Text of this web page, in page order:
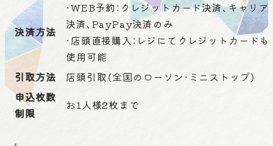
決済方法
・WEB予約：クレジットカード決済、キャリア
決済、PayPay決済のみ
・店頭直接購入：レジにてクレジットカードも
使用可能
引取方法
店頭引取（全国のローソン・ミニストップ）
申込枚数
制限
お1人様2枚まで